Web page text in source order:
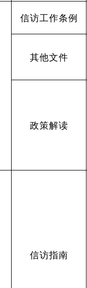
信访工作条例
其他文件
政策解读
信访指南